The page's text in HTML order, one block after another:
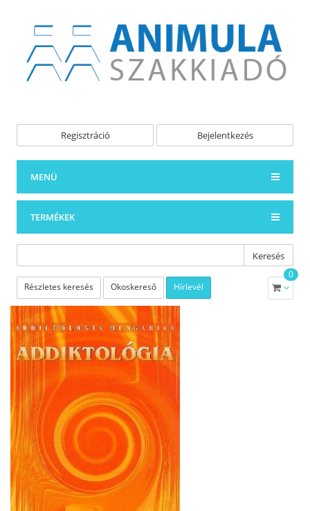
Regisztráció Bejelentkezés
MENÜ
TERMÉKEK
Keresés
Részletes keresés Okoskereső Hírlevél
0